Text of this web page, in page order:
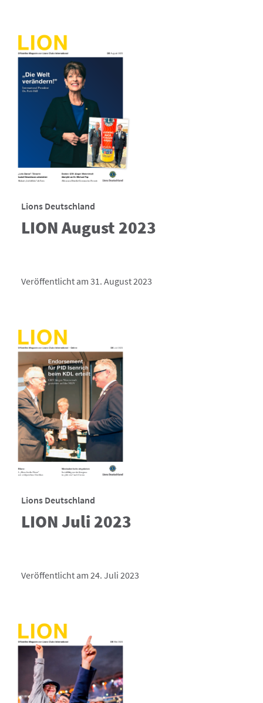
Lions Deutschland
LION August 2023
Veröffentlicht am 31. August 2023
Lions Deutschland
LION Juli 2023
Veröffentlicht am 24. Juli 2023